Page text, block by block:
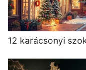
12 karácsonyi